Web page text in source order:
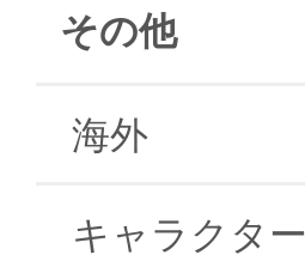
その他
海外
キャラクター